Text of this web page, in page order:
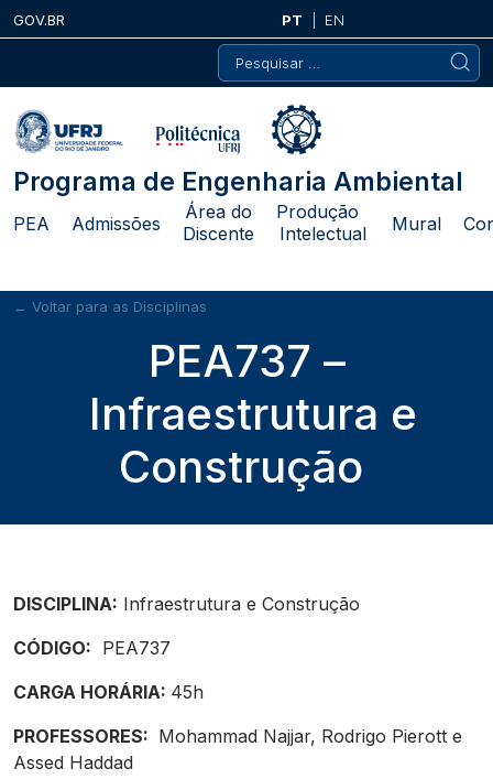
Skip
to
GOV.BR PT
EN
Pesquisar
por:
Programa de Engenharia Ambiental
PEA Admissões
Área do
Discente
Produção
Intelectual
Mural
← Voltar para as Disciplinas
PEA737 –
Infraestrutura e
Construção
DISCIPLINA: Infraestrutura e Construção
CÓDIGO: PEA737
CARGA HORÁRIA: 45h
PROFESSORES: Mohammad Najjar, Rodrigo Pierott e
Assed Haddad